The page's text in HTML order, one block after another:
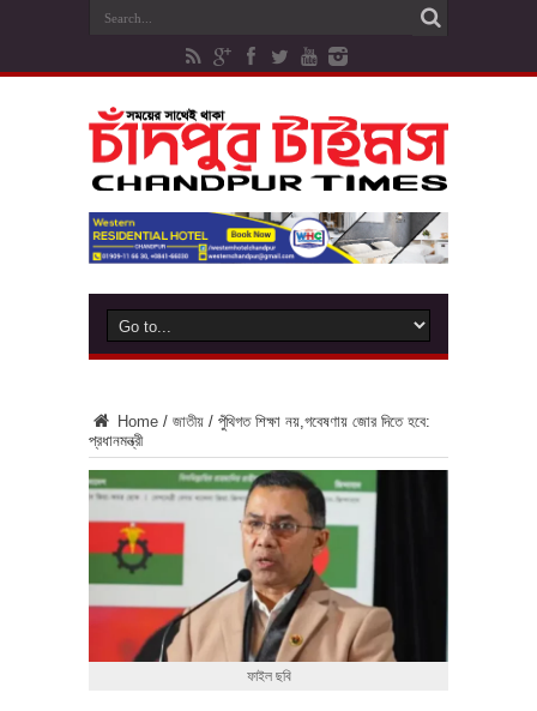
Home / জাতীয় / পুঁথিগত শিক্ষা নয়,গবেষণায় জোর দিতে হবে:
প্রধানমন্ত্রী
ফাইল ছবি